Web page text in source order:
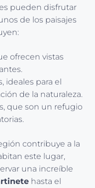
pueden disfrutar
de los paisajes
ofrecen vistas
ideales para el
de la naturaleza.
que son un refugio
contribuye a la
este lugar,
una increíble
hasta el